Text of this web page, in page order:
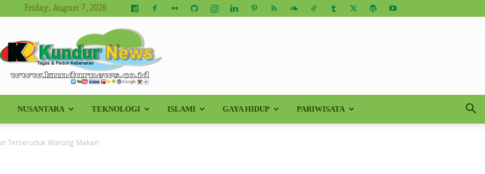
Friday, August 7, 2026
Kundur
NUSANTARA TEKNOLOGI ISLAMI GAYA HIDUP PARIWISATA
Terseruduk Warung Makan